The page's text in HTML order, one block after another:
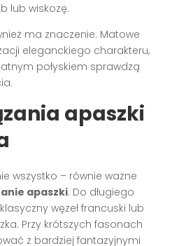
lub wiskozę.
ma znaczenie. Matowe
eleganckiego charakteru,
połyskiem sprawdzą
apaszki
wszystko – równie ważne
apaszki. Do długiego
węzeł francuski lub
Przy krótszych fasonach
z bardziej fantazyjnymi